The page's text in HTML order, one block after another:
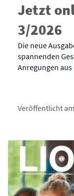
Jetzt
3/2026
Die neue
spannenden
Anregungen
Veröffentlicht